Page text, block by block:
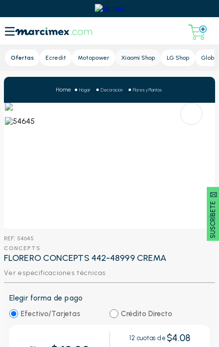
Ofertas Ecredit Motopower Xiaomi Shop LG Shop Global
SUSCRÍBETE 🖂
Hogar Decoracion Flores y Plantas
: 54645
CONCEPTS
FLORERO CONCEPTS 442-48999 CREMA
Ver especificaciones técnicas
Elegir forma de pago
Efectivo/Tarjetas
Crédito Directo
12 cuotas de $4.08